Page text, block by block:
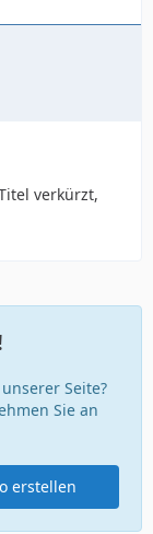
verkürzt,
Seite?
Sie an
erstellen